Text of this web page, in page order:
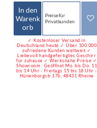
In den
Warenk
orb
Preise für
Privatkunden
✓ Kostenloser Versand in
Deutschland heute ✓ Über 100.000
zufriedene Kunden weltweit ✓
Liebevoll handgefertigtes Geschirr
für zuhause ✓ Werksnahe Preise ✓
Showroom : Geöffnet Mo. bis Do. 11
bis 14 Uhr - Freitags 15 bis 18 Uhr -
Hünenborgstr.17b, 48431 Rheine